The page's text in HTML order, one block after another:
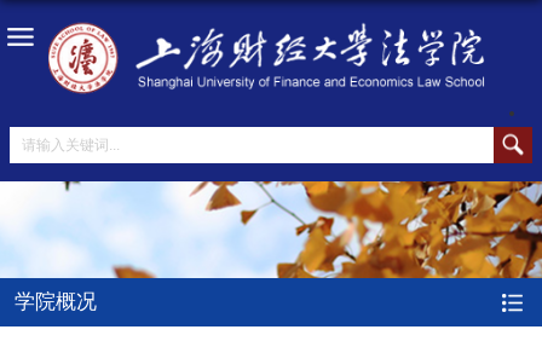
学院概况